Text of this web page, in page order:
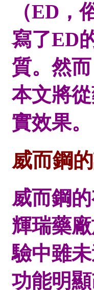
（ED
寫了ED
質。然
本文將
實效果。
威而鋼
威而鋼
輝瑞藥
驗中雖
功能明